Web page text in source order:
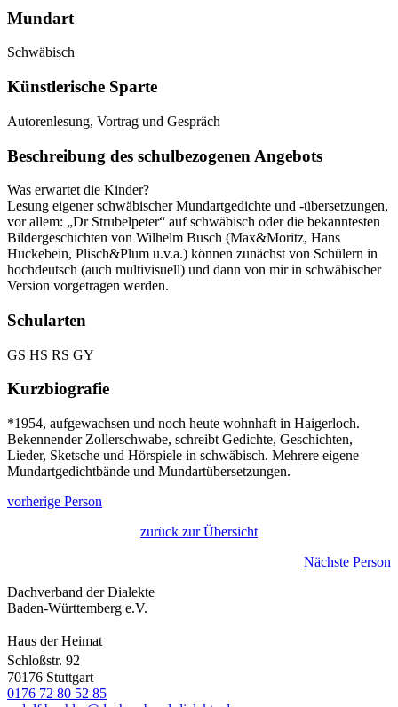
Mundart
Schwäbisch
Künstlerische Sparte
Autorenlesung, Vortrag und Gespräch
Beschreibung des schulbezogenen Angebots
Was erwartet die Kinder?
Lesung eigener schwäbischer Mundartgedichte und -übersetzungen,
vor allem: „Dr Strubelpeter“ auf schwäbisch oder die bekanntesten
Bildergeschichten von Wilhelm Busch (Max&Moritz, Hans
Huckebein, Plisch&Plum u.v.a.) können zunächst von Schülern in
hochdeutsch (auch multivisuell) und dann von mir in schwäbischer
Version vorgetragen werden.
Schularten
GS HS RS GY
Kurzbiografie
*1954, aufgewachsen und noch heute wohnhaft in Haigerloch.
Bekennender Zollerschwabe, schreibt Gedichte, Geschichten,
Lieder, Sketsche und Hörspiele in schwäbisch. Mehrere eigene
Mundartgedichtbände und Mundartübersetzungen.
vorherige Person
zurück zur Übersicht
Nächste Person
Dachverband der Dialekte
Baden-Württemberg e.V.
Haus der Heimat
Schloßstr. 92
70176 Stuttgart
0176 72 80 52 85